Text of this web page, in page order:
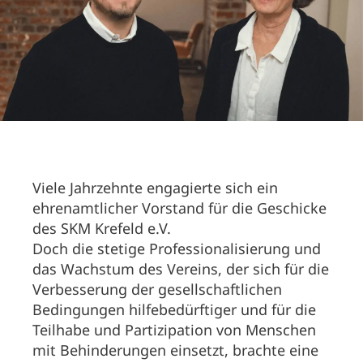
Viele Jahrzehnte engagierte sich ein
ehrenamtlicher Vorstand für die Geschicke
des SKM Krefeld e.V.
Doch die stetige Professionalisierung und
das Wachstum des Vereins, der sich für die
Verbesserung der gesellschaftlichen
Bedingungen hilfebedürftiger und für die
Teilhabe und Partizipation von Menschen
mit Behinderungen einsetzt, brachte eine